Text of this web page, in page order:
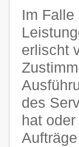
Im
erlischt
des
hat